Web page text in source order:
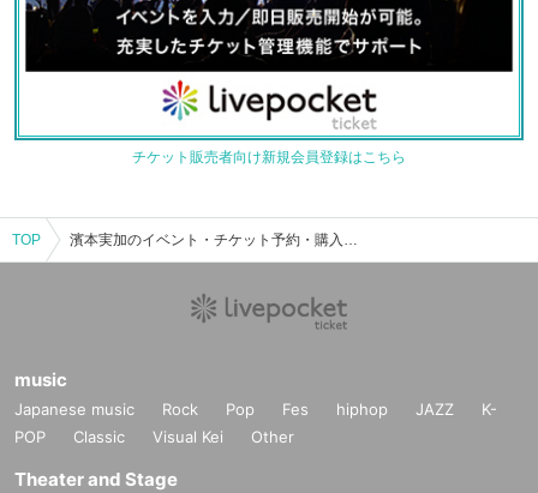
チケット販売者向け新規会員登録はこちら
TOP 濱本実加のイベント・チケット予約・購入・販売情報一覧
music
Japanese music Rock Pop Fes hiphop JAZZ
K-
POP
Classic Visual Kei Other
Theater and Stage